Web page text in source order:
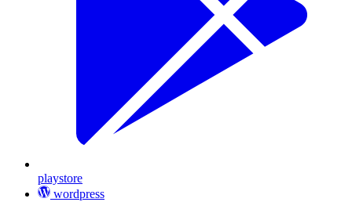
playstore
wordpress